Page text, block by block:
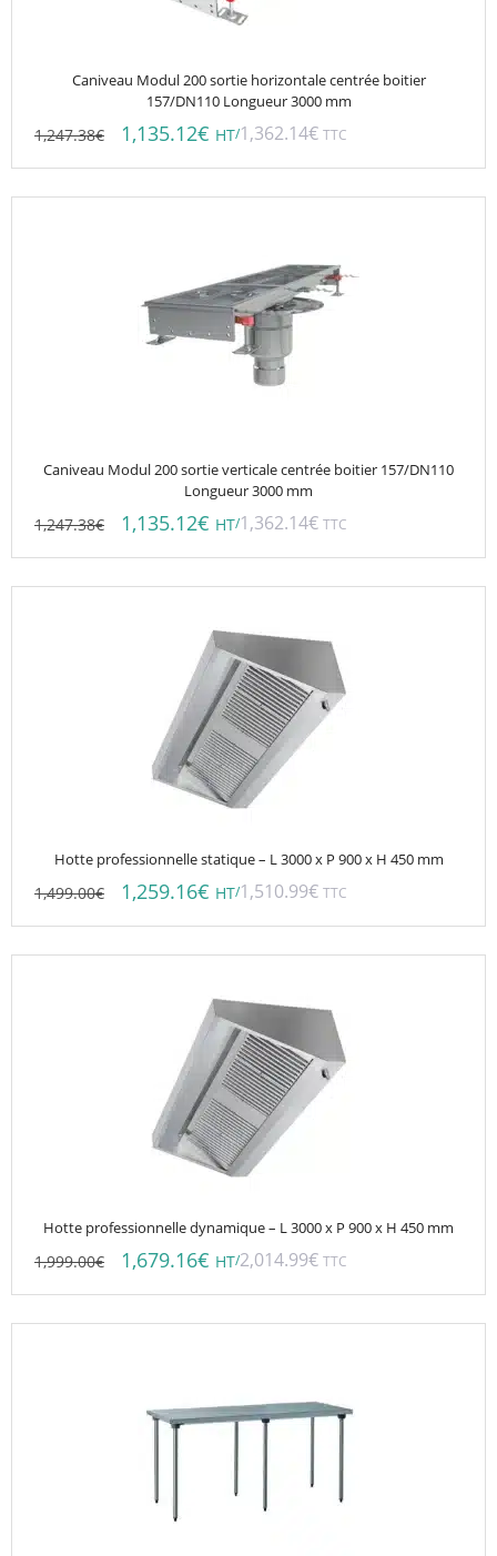
Caniveau Modul 200 sortie horizontale centrée boitier
157/DN110 Longueur 3000 mm
1,247.38€ 1,135.12€ HT/1,362.14€ TTC
Caniveau Modul 200 sortie verticale centrée boitier 157/DN110
Longueur 3000 mm
1,247.38€ 1,135.12€ HT/1,362.14€ TTC
Hotte professionnelle statique – L 3000 x P 900 x H 450 mm
1,499.00€ 1,259.16€ HT/1,510.99€ TTC
Hotte professionnelle dynamique – L 3000 x P 900 x H 450 mm
1,999.00€ 1,679.16€ HT/2,014.99€ TTC